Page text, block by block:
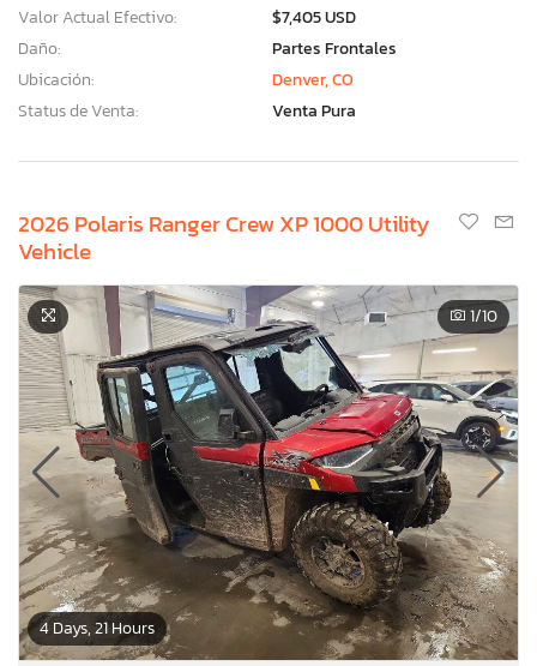
Valor Actual Efectivo:
$7,405 USD
Daño:
Partes Frontales
Ubicación:
Denver, CO
Status de Venta:
Venta Pura
2026 Polaris Ranger Crew XP 1000 Utility
Vehicle
4 Days, 21 Hours
1/10